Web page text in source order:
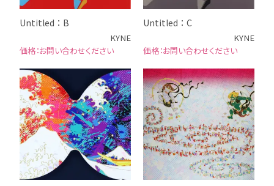
Untitled：B
KYNE
お問い合わせください
Untitled：C
KYNE
お問い合わせください